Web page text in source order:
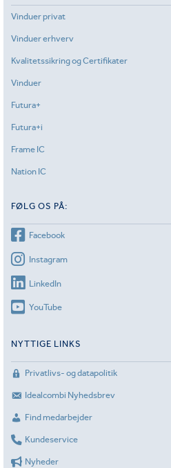
Vinduer privat
Vinduer erhverv
Kvalitetssikring og Certifikater
Vinduer
Futura+
Futura+i
Frame IC
Nation IC
FØLG OS PÅ:
Facebook
Instagram
LinkedIn
YouTube
NYTTIGE LINKS
Privatlivs- og datapolitik
Idealcombi Nyhedsbrev
Find medarbejder
Kundeservice
Nyheder